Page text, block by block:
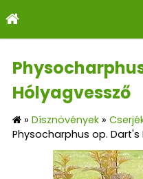
Hólyagvessző
» Dísznövények »
Physocharphus op. Dart's